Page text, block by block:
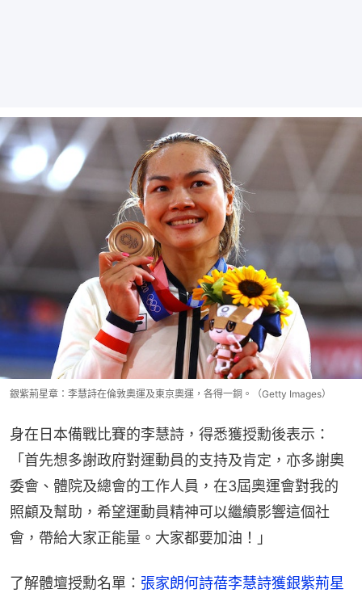
銀紫荊星章：李慧詩在倫敦奧運及東京奧運，各得一銅。（Getty Images）
身在日本備戰比賽的李慧詩，得悉獲授勳後表示：
「首先想多謝政府對運動員的支持及肯定，亦多謝奧
委會、體院及總會的工作人員，在3屆奧運會對我的
照顧及幫助，希望運動員精神可以繼續影響這個社
會，帶給大家正能量。大家都要加油！」
了解體壇授勳名單： 張家朗何詩蓓李慧詩獲銀紫荊星